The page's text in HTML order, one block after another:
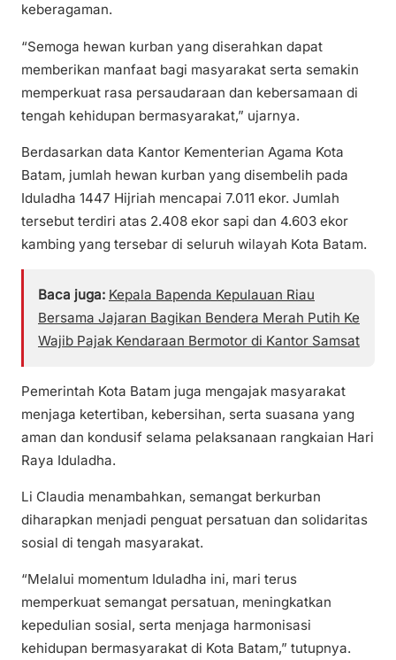
keberagaman.
“Semoga hewan kurban yang diserahkan dapat
memberikan manfaat bagi masyarakat serta semakin
memperkuat rasa persaudaraan dan kebersamaan di
tengah kehidupan bermasyarakat,” ujarnya.
Berdasarkan data Kantor Kementerian Agama Kota
Batam, jumlah hewan kurban yang disembelih pada
Iduladha 1447 Hijriah mencapai 7.011 ekor. Jumlah
tersebut terdiri atas 2.408 ekor sapi dan 4.603 ekor
kambing yang tersebar di seluruh wilayah Kota Batam.
Baca juga: Kepala Bapenda Kepulauan Riau
Bersama Jajaran Bagikan Bendera Merah Putih Ke
Wajib Pajak Kendaraan Bermotor di Kantor Samsat
Pemerintah Kota Batam juga mengajak masyarakat
menjaga ketertiban, kebersihan, serta suasana yang
aman dan kondusif selama pelaksanaan rangkaian Hari
Raya Iduladha.
Li Claudia menambahkan, semangat berkurban
diharapkan menjadi penguat persatuan dan solidaritas
sosial di tengah masyarakat.
“Melalui momentum Iduladha ini, mari terus
memperkuat semangat persatuan, meningkatkan
kepedulian sosial, serta menjaga harmonisasi
kehidupan bermasyarakat di Kota Batam,” tutupnya.